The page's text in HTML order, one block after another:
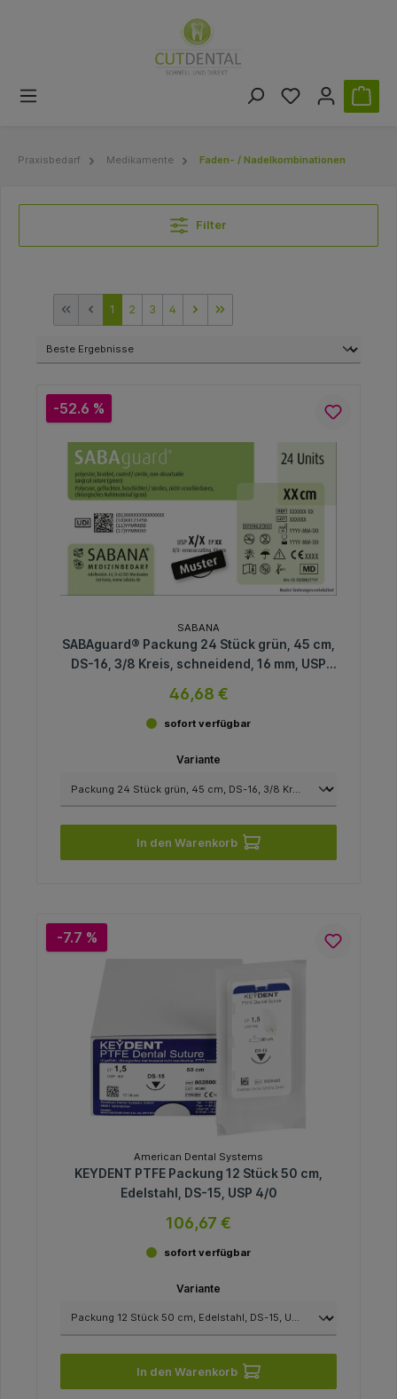
Praxisbedarf Medikamente Faden- / Nadelkombinationen
Filter
1 2 3 4
-52.6 %
SABANA
SABAguard® Packung 24 Stück grün, 45 cm,
DS-16, 3/8 Kreis, schneidend, 16 mm, USP
46,68 €
sofort verfügbar
Variante
In den Warenkorb
-7.7 %
American Dental Systems
KEYDENT PTFE Packung 12 Stück 50 cm,
Edelstahl, DS-15, USP 4/0
106,67 €
sofort verfügbar
Variante
In den Warenkorb